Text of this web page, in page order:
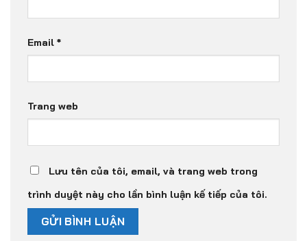
Email *
Trang web
Lưu tên của tôi, email, và trang web trong
trình duyệt này cho lần bình luận kế tiếp của tôi.